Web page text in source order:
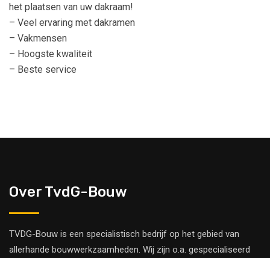
het plaatsen van uw dakraam!
– Veel ervaring met dakramen
– Vakmensen
– Hoogste kwaliteit
– Beste service
Over TvdG-Bouw
TVDG-Bouw is een specialistisch bedrijf op het gebied van
allerhande bouwwerkzaamheden. Wij zijn o.a. gespecialiseerd